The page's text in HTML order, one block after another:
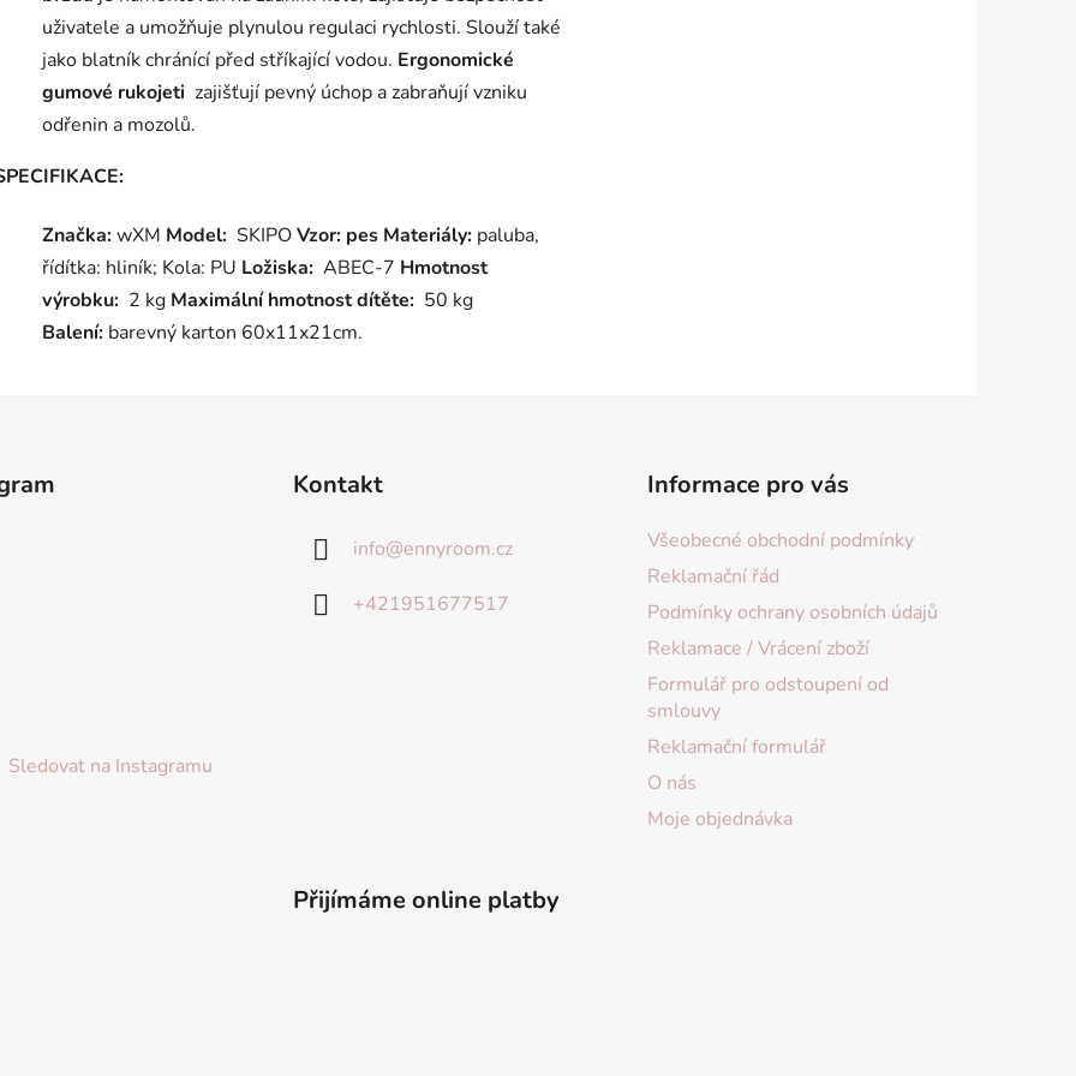
uživatele a umožňuje plynulou regulaci rychlosti. Slouží také
jako blatník chránící před stříkající vodou. Ergonomické
gumové rukojeti zajišťují pevný úchop a zabraňují vzniku
odřenin a mozolů.
Značka:wXM Model: SKIPOVzor: pes Materiály: paluba,
řídítka: hliník; Kola: PU Ložiska: ABEC-7 Hmotnost
výrobku: 2 kg Maximální hmotnost dítěte: 50 kg
Balení: barevný karton 60x11x21cm.
Sledovat na Instagramu
Kontakt
info@ennyroom.cz
+421951677517
Informace pro vás
Všeobecné obchodní podmínky
Reklamační řád
Podmínky ochrany osobních údajů
Reklamace / Vrácení zboží
Formulář pro odstoupení od
smlouvy
Reklamační formulář
O nás
Moje objednávka
Přijímáme online platby